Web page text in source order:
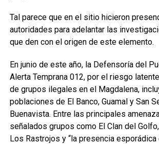
Tal parece que en el sitio hicieron
autoridades para adelantar las
que den con el origen de este elemento.
En junio de este año, la Defensoría del
Alerta Temprana 012, por el riesgo
de grupos ilegales en el Magdalena,
poblaciones de El Banco, Guamal y San
Buenavista. Entre las principales
señalados grupos como El Clan del
Los Rastrojos y “la presencia